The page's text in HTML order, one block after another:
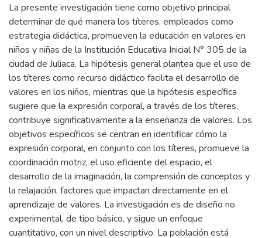
La presente investigación tiene como objetivo principal
determinar de qué manera los títeres, empleados como
estrategia didáctica, promueven la educación en valores en
niños y niñas de la Institución Educativa Inicial N° 305 de la
ciudad de Juliaca. La hipótesis general plantea que el uso de
los títeres como recurso didáctico facilita el desarrollo de
valores en los niños, mientras que la hipótesis específica
sugiere que la expresión corporal, a través de los títeres,
contribuye significativamente a la enseñanza de valores. Los
objetivos específicos se centran en identificar cómo la
expresión corporal, en conjunto con los títeres, promueve la
coordinación motriz, el uso eficiente del espacio, el
desarrollo de la imaginación, la comprensión de conceptos y
la relajación, factores que impactan directamente en el
aprendizaje de valores. La investigación es de diseño no
experimental, de tipo básico, y sigue un enfoque
cuantitativo, con un nivel descriptivo. La población está